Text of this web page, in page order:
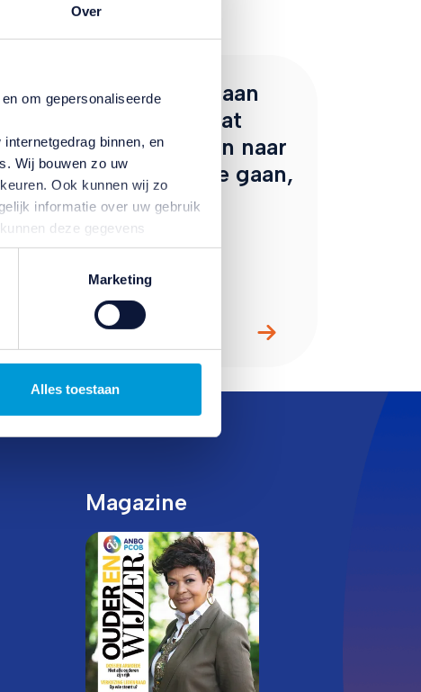
Over
om gepersonaliseerde
binnen, en
Wij bouwen zo uw
Ook kunnen wij zo
informatie over uw gebruik
deze gegevens
basis van uw gebruik van
intrekken door te
Marketing
Alles toestaan
Ik wil zelf bepalen aan
wie ik doneer en dat
mijn organen alleen naar
vrienden en familie gaan,
kan dat?
Magazine